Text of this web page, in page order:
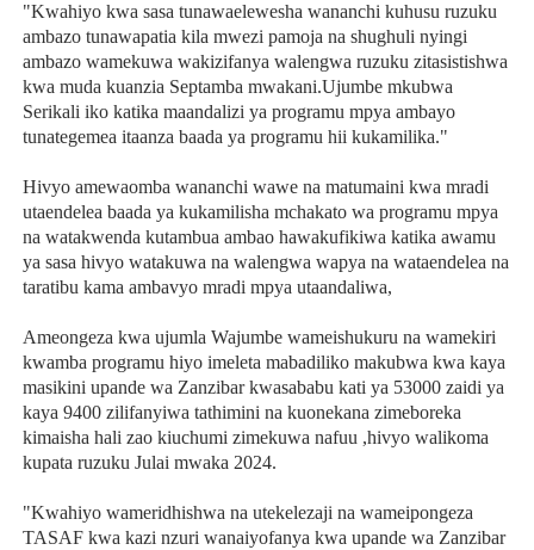
"Kwahiyo kwa sasa tunawaelewesha wananchi kuhusu ruzuku
ambazo tunawapatia kila mwezi pamoja na shughuli nyingi
ambazo wamekuwa wakizifanya walengwa ruzuku zitasistishwa
kwa muda kuanzia Septamba mwakani.Ujumbe mkubwa
Serikali iko katika maandalizi ya programu mpya ambayo
tunategemea itaanza baada ya programu hii kukamilika."
Hivyo amewaomba wananchi wawe na matumaini kwa mradi
utaendelea baada ya kukamilisha mchakato wa programu mpya
na watakwenda kutambua ambao hawakufikiwa katika awamu
ya sasa hivyo watakuwa na walengwa wapya na wataendelea na
taratibu kama ambavyo mradi mpya utaandaliwa,
Ameongeza kwa ujumla Wajumbe wameishukuru na wamekiri
kwamba programu hiyo imeleta mabadiliko makubwa kwa kaya
masikini upande wa Zanzibar kwasababu kati ya 53000 zaidi ya
kaya 9400 zilifanyiwa tathimini na kuonekana zimeboreka
kimaisha hali zao kiuchumi zimekuwa nafuu ,hivyo walikoma
kupata ruzuku Julai mwaka 2024.
"Kwahiyo wameridhishwa na utekelezaji na wameipongeza
TASAF kwa kazi nzuri wanaiyofanya kwa upande wa Zanzibar